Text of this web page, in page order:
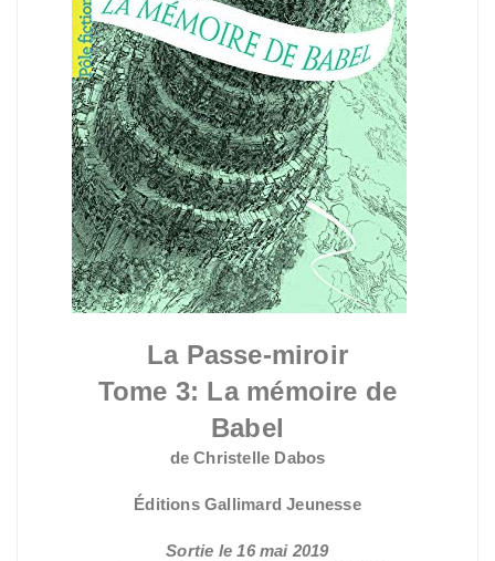
La Passe-miroir
Tome 3: La mémoire de
Babel
de Christelle Dabos
Éditions Gallimard Jeunesse
Sortie le 16 mai 2019